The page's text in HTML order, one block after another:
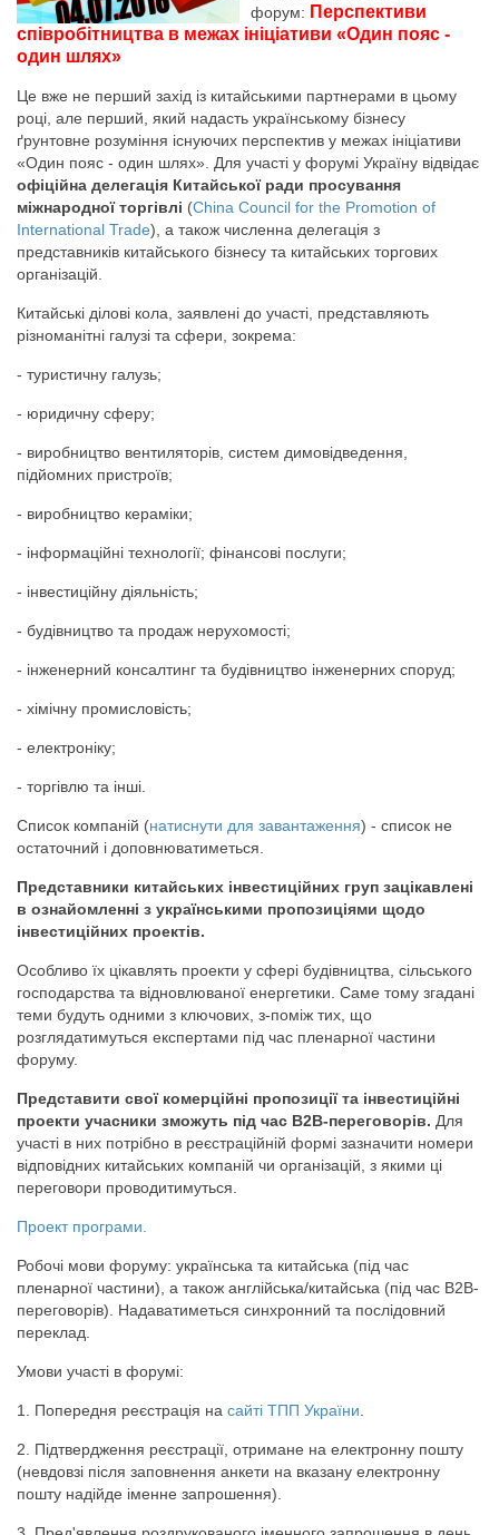
форум: Перспективи
співробітництва в межах ініціативи «Один пояс -
один шлях»
Це вже не перший захід із китайськими партнерами в цьому
році, але перший, який надасть українському бізнесу
ґрунтовне розуміння існуючих перспектив у межах ініціативи
«Один пояс - один шлях». Для участі у форумі Україну відвідає
офіційна делегація Китайської ради просування
міжнародної торгівлі (China Council for the Promotion of
International Trade), а також численна делегація з
представників китайського бізнесу та китайських торгових
організацій.
Китайські ділові кола, заявлені до участі, представляють
різноманітні галузі та сфери, зокрема:
- туристичну галузь;
- юридичну сферу;
- виробництво вентиляторів, систем димовідведення,
підйомних пристроїв;
- виробництво кераміки;
- інформаційні технології; фінансові послуги;
- інвестиційну діяльність;
- будівництво та продаж нерухомості;
- інженерний консалтинг та будівництво інженерних споруд;
- хімічну промисловість;
- електроніку;
- торгівлю та інші.
Список компаній (натиснути для завантаження) - список не
остаточний і доповнюватиметься.
Представники китайських інвестиційних груп зацікавлені
в ознайомленні з українськими пропозиціями щодо
інвестиційних проектів.
Особливо їх цікавлять проекти у сфері будівництва, сільського
господарства та відновлюваної енергетики. Саме тому згадані
теми будуть одними з ключових, з-поміж тих, що
розглядатимуться експертами під час пленарної частини
форуму.
Представити свої комерційні пропозиції та інвестиційні
проекти учасники зможуть під час В2В-переговорів. Для
участі в них потрібно в реєстраційній формі зазначити номери
відповідних китайських компаній чи організацій, з якими ці
переговори проводитимуться.
Проект програми.
Робочі мови форуму: українська та китайська (під час
пленарної частини), а також англійська/китайська (під час В2В-
переговорів). Надаватиметься синхронний та послідовний
переклад.
Умови участі в форумі:
1. Попередня реєстрація на сайті ТПП України
2. Підтвердження реєстрації, отримане на електронну пошту
(невдовзі після заповнення анкети на вказану електронну
пошту надійде іменне запрошення).